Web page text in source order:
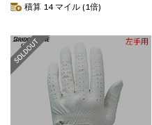
積算 14 マイル (1倍)